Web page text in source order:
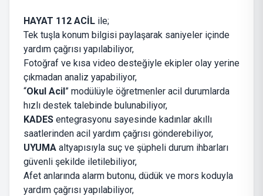
HAYAT 112 ACİL ile;
Tek tuşla konum bilgisi paylaşarak saniyeler içinde
yardım çağrısı yapılabiliyor,
Fotoğraf ve kısa video desteğiyle ekipler olay yerine
çıkmadan analiz yapabiliyor,
“Okul Acil” modülüyle öğretmenler acil durumlarda
hızlı destek talebinde bulunabiliyor,
KADES entegrasyonu sayesinde kadınlar akıllı
saatlerinden acil yardım çağrısı gönderebiliyor,
UYUMA altyapısıyla suç ve şüpheli durum ihbarları
güvenli şekilde iletilebiliyor,
Afet anlarında alarm butonu, düdük ve mors koduyla
yardım çağrısı yapılabiliyor,